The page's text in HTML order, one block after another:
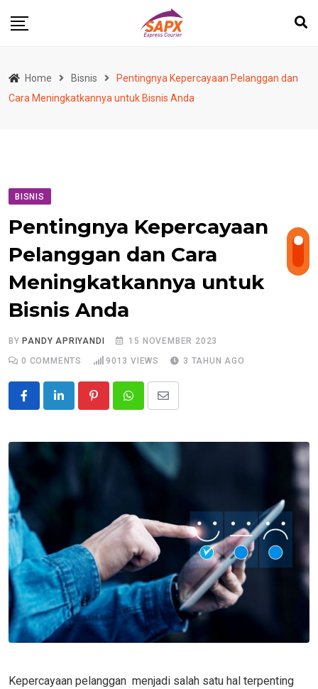
Home Bisnis
Pentingnya Kepercayaan Pelanggan dan
Cara Meningkatkannya untuk Bisnis Anda
BISNIS
Pentingnya Kepercayaan
Pelanggan dan Cara
Meningkatkannya untuk
Bisnis Anda
BY PANDY APRIYANDI
15 NOVEMBER 2023
0 COMMENTS 9013 VIEWS 3 TAHUN AGO
PinterestWhatsappShare
Email
Kepercayaan pelanggan menjadi salah satu hal terpenting